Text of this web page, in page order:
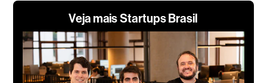
Veja mais Startups Brasil